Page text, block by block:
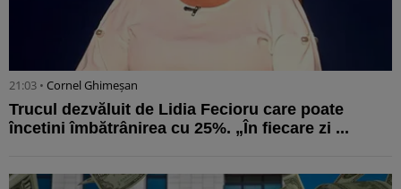
21:03 • Cornel Ghimeșan
Trucul dezvăluit de Lidia Fecioru care poate
încetini îmbătrânirea cu 25%. „În fiecare zi ...